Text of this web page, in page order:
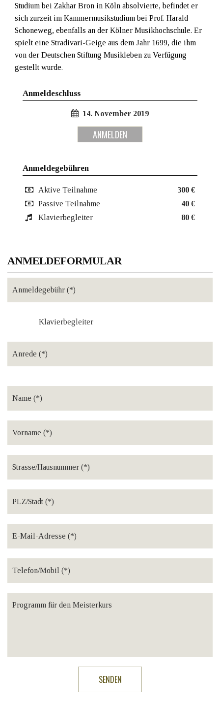
Studium bei Zakhar Bron in Köln absolvierte, befindet er
sich zurzeit im Kammermusikstudium bei Prof. Harald
Schoneweg, ebenfalls an der Kölner Musikhochschule. Er
spielt eine Stradivari-Geige aus dem Jahr 1699, die ihm
von der Deutschen Stiftung Musikleben zu Verfügung
gestellt wurde.
Anmeldeschluss
14. November 2019
ANMELDEN
Anmeldegebühren
Aktive Teilnahme
300 €
Passive Teilnahme
40 €
Klavierbegleiter
80 €
ANMELDEFORMULAR
Klavierbegleiter